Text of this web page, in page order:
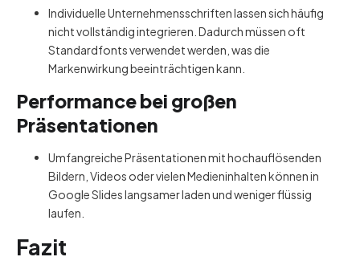
Individuelle Unternehmensschriften lassen sich häufig
nicht vollständig integrieren. Dadurch müssen oft
Standardfonts verwendet werden, was die
Markenwirkung beeinträchtigen kann.
Performance bei großen
Präsentationen
Umfangreiche Präsentationen mit hochauflösenden
Bildern, Videos oder vielen Medieninhalten können in
Google Slides langsamer laden und weniger flüssig
laufen.
Fazit